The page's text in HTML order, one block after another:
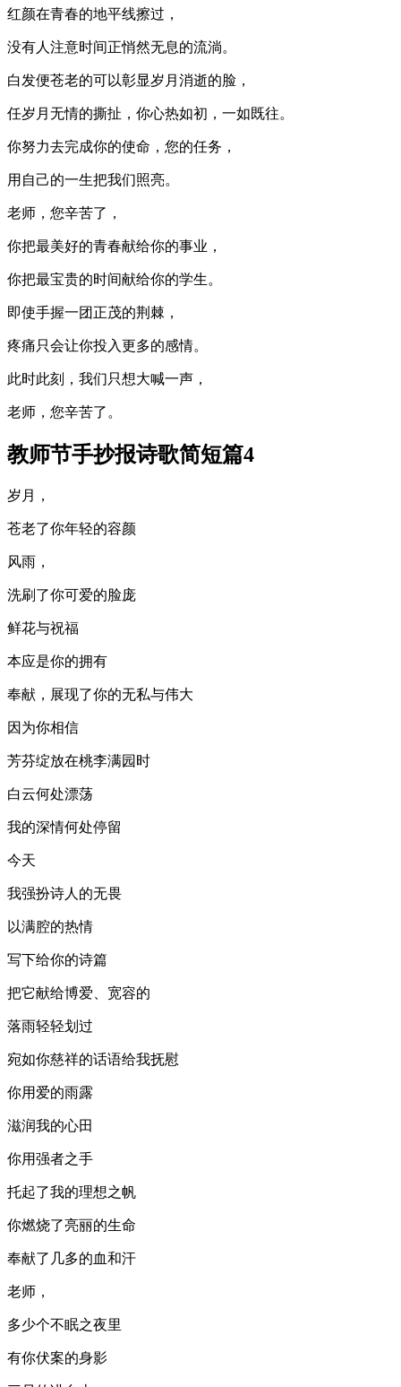
红颜在青春的地平线擦过，
没有人注意时间正悄然无息的流淌。
白发便苍老的可以彰显岁月消逝的脸，
任岁月无情的撕扯，你心热如初，一如既往。
你努力去完成你的使命，您的任务，
用自己的一生把我们照亮。
老师，您辛苦了，
你把最美好的青春献给你的事业，
你把最宝贵的时间献给你的学生。
即使手握一团正茂的荆棘，
疼痛只会让你投入更多的感情。
此时此刻，我们只想大喊一声，
老师，您辛苦了。
教师节手抄报诗歌简短篇4
岁月，
苍老了你年轻的容颜
风雨，
洗刷了你可爱的脸庞
鲜花与祝福
本应是你的拥有
奉献，展现了你的无私与伟大
因为你相信
芳芬绽放在桃李满园时
白云何处漂荡
我的深情何处停留
今天
我强扮诗人的无畏
以满腔的热情
写下给你的诗篇
把它献给博爱、宽容的
落雨轻轻划过
宛如你慈祥的话语给我抚慰
你用爱的雨露
滋润我的心田
你用强者之手
托起了我的理想之帆
你燃烧了亮丽的生命
奉献了几多的血和汗
老师，
多少个不眠之夜里
有你伏案的身影